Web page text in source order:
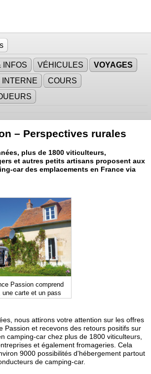
INFOS VÉHICULES
VOYAGES
INTERNE
COURS
– Perspectives rurales
plus de 1800 viticulteurs,
et autres petits artisans proposent aux
car des emplacements en France via
Passion comprend
carte et un pass
nous attirons votre attention sur les offres
Passion et recevons des retours positifs sur
camping-car chez plus de 1800 viticulteurs,
et également fromageries. Cela
9000 possibilités d'hébergement partout
de camping-car.